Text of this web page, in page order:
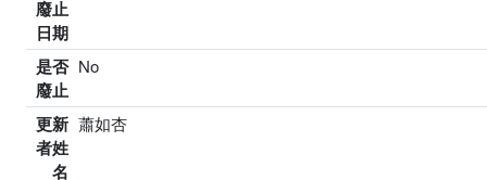
廢止
日期
是否
廢止
No
更新
者姓
名
蕭如杏